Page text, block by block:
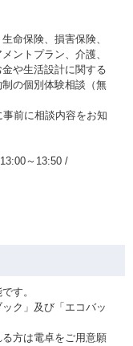
命保険、損害保険、
ントプラン、介護、
や生活設計に関する
の個別体験相談（無
前に相談内容をお知
13:00～13:50 /
す。
ク」及び「エコバッ
方は電卓をご用意願